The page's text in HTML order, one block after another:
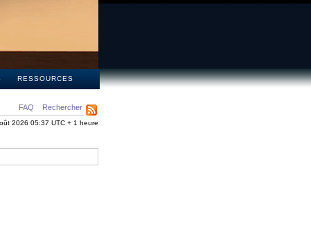
RESSOURCES
FAQ Rechercher
2026 05:37 UTC + 1 heure